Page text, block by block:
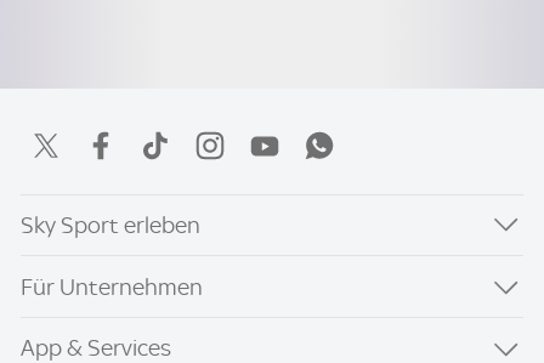
Sky Sport erleben
Für Unternehmen
App & Services